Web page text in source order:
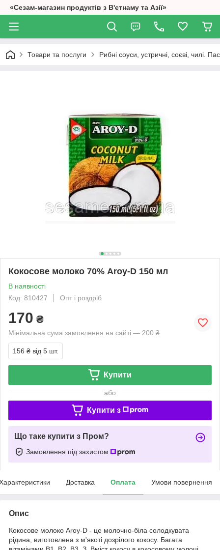
«Сезам-магазин продуктів з В'єтнаму та Азії»
Товари та послуги Рибні соуси, устричні, соєві, чилі.
Кокосове молоко 70% Aroy-D 150 мл
В наявності
Код: 810427
Опт і роздріб
170 ₴
Мінімальна сума замовлення на сайті — 200 ₴
156 ₴ від 5 шт.
Купити
або
Купити з
Що таке купити з Пром?
Замовлення під захистом
Доставка Оплата Умови повернення
Опис
Кокосове молоко Aroy-D - це молочно-біла солодкувата
рідина, виготовлена ​​з м'якоті дозрілого кокосу. Багата